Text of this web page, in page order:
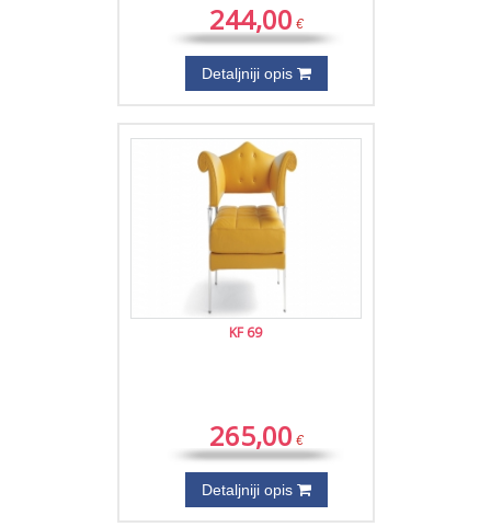
244,00 €
Detaljniji opis
KF 69
265,00 €
Detaljniji opis